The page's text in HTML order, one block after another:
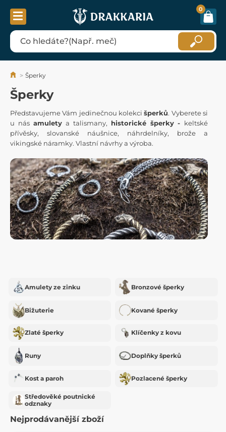
0
Šperky
Šperky
Představujeme Vám jedinečnou kolekcišperků. Vyberete si
u nás amuletya talismany, historické šperky - keltské
přívěsky, slovanské náušnice, náhrdelníky, brože a
vikingské náramky. Vlastní návrhy a výroba.
Amulety ze zinku Bronzové šperky
Bižuterie Kované šperky
Zlaté šperky Klíčenky z kovu
Runy Doplňky šperků
Kost a paroh Pozlacené šperky
Středověké poutnické
odznaky
Nejprodávanější zboží